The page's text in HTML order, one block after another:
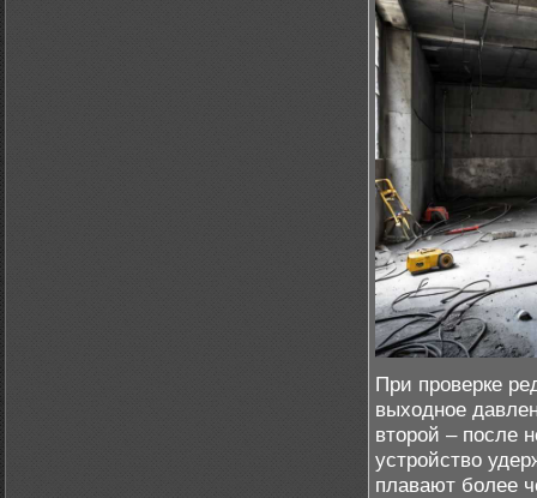
При проверке
выходное
второй – после
устройство
плавают более